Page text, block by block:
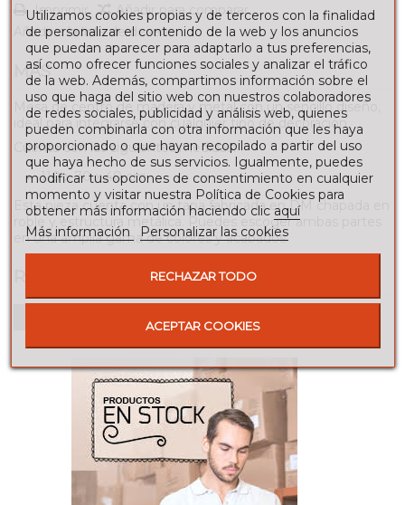
Imprimir
Añadir para comparar
Añadir a la lista de deseos
MÁS
Mesa de centro de madera y metal con un sencillo diseño,
ideal para integrarse con cualquier tipo de decoración.
Cuenta con las siguientes medidas:
110 x 70 x 40 cm.
Esta pieza cuenta con un tapa fabricada en DM chapada en
roble y estructura metálica. Puedes escoger ambas partes
en una amplia gama de colores y acabados.
Utilizamos cookies propias y de terceros con la finalidad
de personalizar el contenido de la web y los anuncios
que puedan aparecer para adaptarlo a tus preferencias,
así como ofrecer funciones sociales y analizar el tráfico
de la web. Además, compartimos información sobre el
uso que haga del sitio web con nuestros colaboradores
de redes sociales, publicidad y análisis web, quienes
pueden combinarla con otra información que les haya
proporcionado o que hayan recopilado a partir del uso
que haya hecho de sus servicios. Igualmente, puedes
modificar tus opciones de consentimiento en cualquier
momento y visitar nuestra Política de Cookies para
obtener más información haciendo clic aquí
Más información
Personalizar las cookies
RECHAZAR TODO
ACEPTAR COOKIES